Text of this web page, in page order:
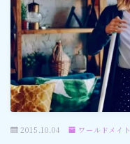
深見東州 (半田晴久)
ワールドメイト
神道・宗教
2015.10.04 ワールドメイト